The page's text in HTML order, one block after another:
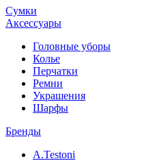
Сумки
Аксессуары
Головные уборы
Колье
Перчатки
Ремни
Украшения
Шарфы
Бренды
A.Testoni